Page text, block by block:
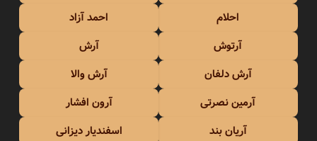
احلام
احمد آزاد
آرتوش
آرش
آرش دلفان
آرش والا
آرمین نصرتی
آرون افشار
آریان بند
اسفندیار دیزانی